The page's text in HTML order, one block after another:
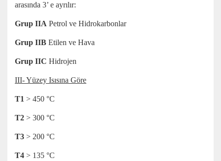
arasında 3’ e ayrılır:
Grup IIA Petrol ve Hidrokarbonlar
Grup IIB Etilen ve Hava
Grup IIC Hidrojen
III- Yüzey Isısına Göre
T1 > 450 °C
T2 > 300 °C
T3 > 200 °C
T4 > 135 °C